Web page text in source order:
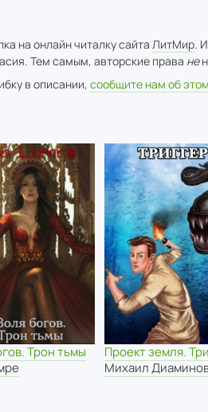
на онлайн читалку сайта ЛитМир.
Тем самым, авторские права не
в описании, сообщите нам об этом
Трон тьмы
Проект земля.
Михаил